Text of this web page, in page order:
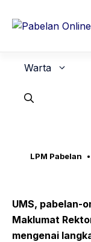
Warta
LPM Pabelan
UMS, pabelan-
Maklumat
mengenai